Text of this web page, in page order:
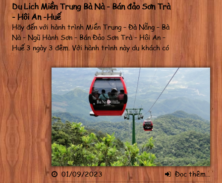
Du Lịch Miền Trung Bà Nà - Bán đảo Sơn Trà
- Hội An -Huế
Hãy đến với hành trình Miền Trung – Đà Nẵng – Bà
Nà – Ngũ Hành Sơn – Bán Đảo Sơn Trà – Hội An –
Huế 3 ngày 3 đêm. Với hành trình này du khách có
thể thỏa thích tắm biển tại bãi biển Mỹ Khê – một
trong những bãi biển đẹp của miền Trung với bãi
cát trải dài, làn nước trong...
01/09/2023 Đọc thêm...